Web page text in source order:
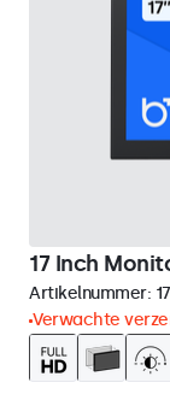
17 Inch
Artikelnummer:
Verwachte